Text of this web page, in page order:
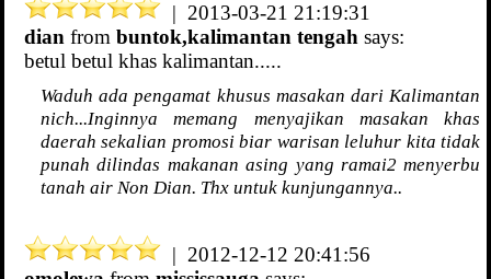
| 2013-03-21 21:19:31
dian from buntok,kalimantan tengah says:
betul betul khas kalimantan.....
Waduh ada pengamat khusus masakan dari Kalimantan
nich...Inginnya memang menyajikan masakan khas
daerah sekalian promosi biar warisan leluhur kita tidak
punah dilindas makanan asing yang ramai2 menyerbu
tanah air Non Dian. Thx untuk kunjungannya..
| 2012-12-12 20:41:56